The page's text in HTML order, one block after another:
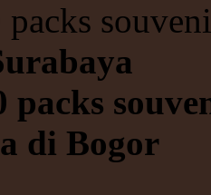
packs
di Bogor